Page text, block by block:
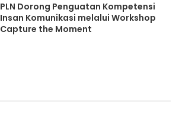
PLN Dorong Penguatan Kompetensi
Insan Komunikasi melalui Workshop
Capture the Moment